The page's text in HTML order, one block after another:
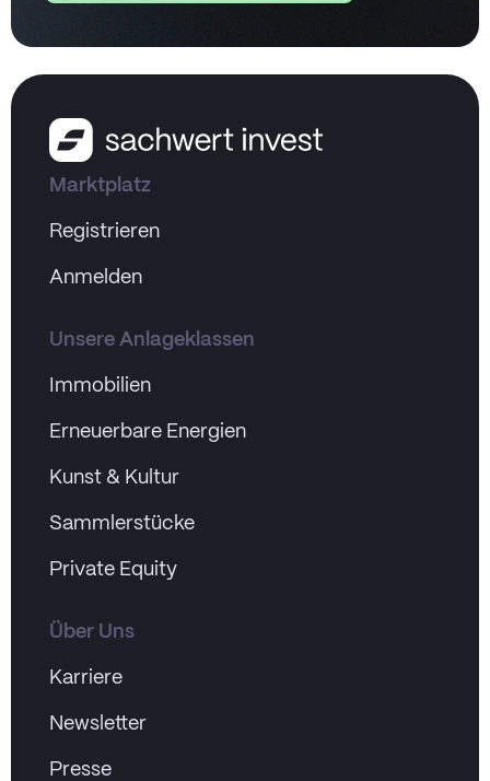
Marktplatz
Registrieren
Anmelden
Unsere Anlageklassen
Immobilien
Erneuerbare Energien
Kunst & Kultur
Sammlerstücke
Private Equity
Über Uns
Karriere
Newsletter
Presse